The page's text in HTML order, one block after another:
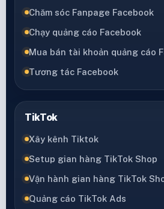
Chăm sóc Fanpage Facebook
Chạy quảng cáo Facebook
Mua bán tài khoản quảng cáo
Tương tác Facebook
TikTok
Xây kênh Tiktok
Setup gian hàng TikTok Shop
Vận hành gian hàng TikTok
Quảng cáo TikTok Ads